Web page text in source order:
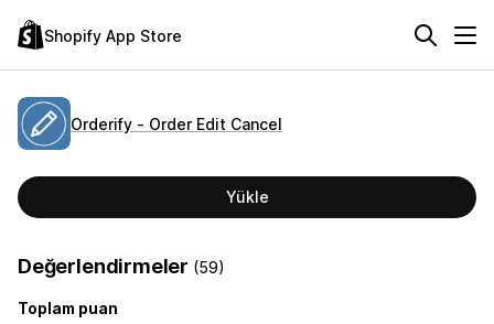
Shopify App Store
Orderify ‑ Order Edit Cancel
Yükle
Değerlendirmeler (59)
Toplam puan